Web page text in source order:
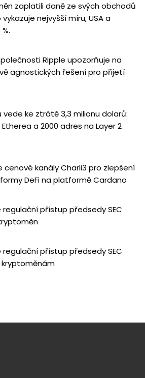
zaplatili daně ze svých obchodů
vykazuje nejvyšší míru, USA a
Ripple upozorňuje na
agnostických řešení pro přijetí
vede ke ztrátě 3,3 milionu dolarů:
a 2000 adres na Layer 2
cenové kanály Charli3 pro zlepšení
DeFi na platformě Cardano
regulační přístup předsedy SEC
regulační přístup předsedy SEC
kryptoměnám